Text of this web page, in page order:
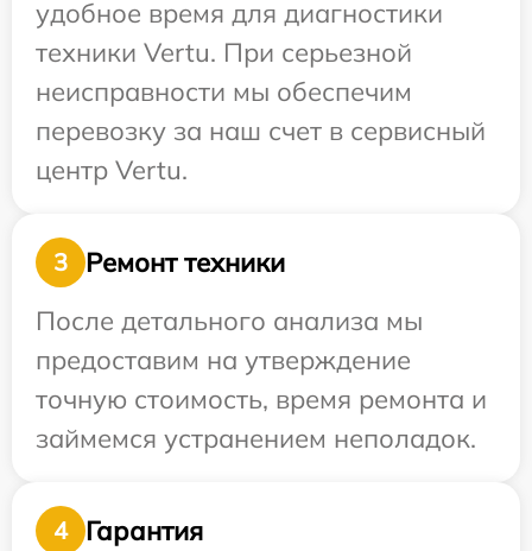
удобное время для диагностики
техники Vertu. При серьезной
неисправности мы обеспечим
перевозку за наш счет в сервисный
центр Vertu.
3
Ремонт техники
После детального анализа мы
предоставим на утверждение
точную стоимость, время ремонта и
займемся устранением неполадок.
4
Гарантия